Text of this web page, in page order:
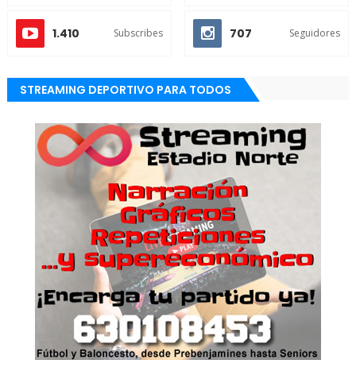
1.410 Subscribes 707 Seguidores
STREAMING DEPORTIVO PARA TODOS